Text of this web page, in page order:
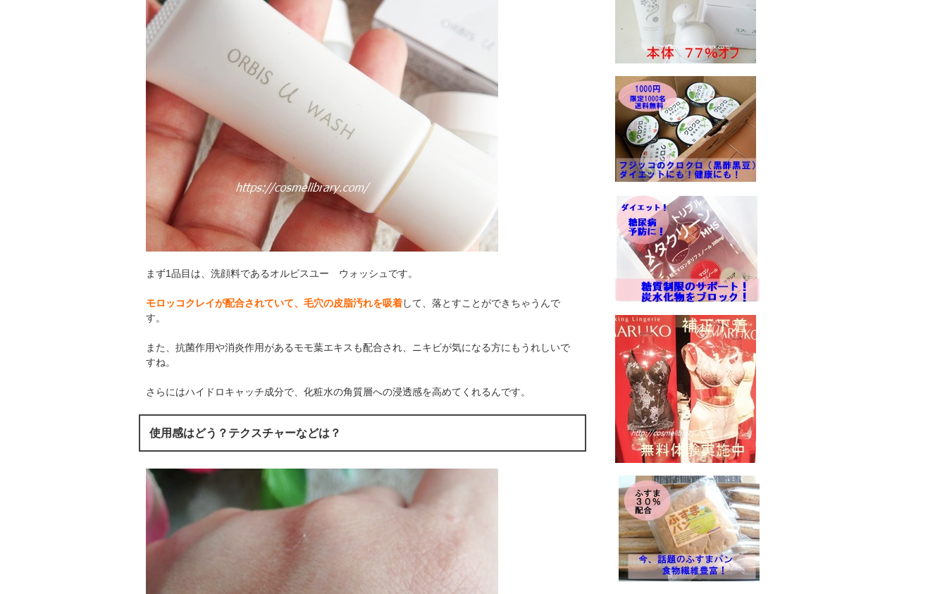
まず1品目は、洗顔料であるオルビスユー ウォッシュです。
モロッコクレイが配合されていて、毛穴の皮脂汚れを吸着して、落とすことができちゃうんで
す。
また、抗菌作用や消炎作用があるモモ葉エキスも配合され、ニキビが気になる方にもうれしいで
すね。
さらにはハイドロキャッチ成分で、化粧水の角質層への浸透感を高めてくれるんです。
使用感はどう？テクスチャーなどは？